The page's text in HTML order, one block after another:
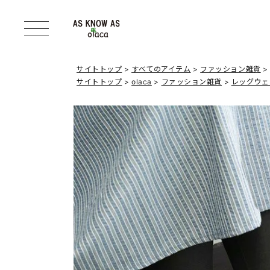
サイトトップ すべてのアイテム
ファッション雑貨
サイトトップ
olaca ファッション雑貨 レッグウ